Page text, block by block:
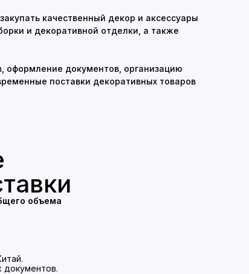
качественный декор и аксессуары
и декоративной отделки, а также
оформление документов, организацию
поставки декоративных товаров
объема
документов.